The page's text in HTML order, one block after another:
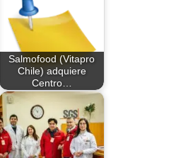
Salmofood (Vitapro
Chile) adquiere
Centro…